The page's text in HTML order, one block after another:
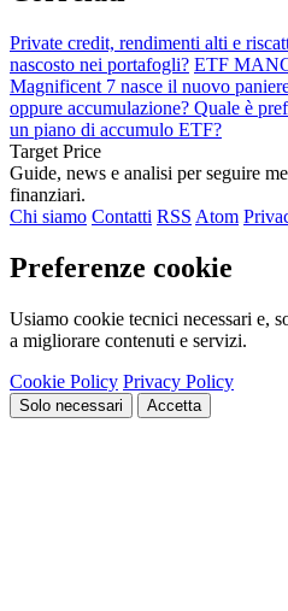
Private credit, rendimenti alti e
nascosto nei portafogli? ETF
Magnificent 7 nasce il nuovo
oppure accumulazione? Quale è
un piano di accumulo ETF?
Target Price
Guide, news e analisi per seguire
finanziari.
Chi siamo Contatti RSS Atom
Preferenze cookie
Usiamo cookie tecnici necessari e,
a migliorare contenuti e servizi.
Cookie Policy Privacy Policy
Solo necessari Accetta